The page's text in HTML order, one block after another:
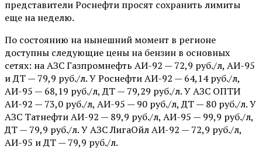
представители Роснефти просят сохранить лимиты
еще на неделю.
По состоянию на нынешний момент в регионе
доступны следующие цены на бензин в основных
сетях: на АЗС Газпромнефть АИ-92 — 72,9 руб./л, АИ-95
и ДТ — 79,9 руб./л. У Роснефти АИ-92 — 64,14 руб./л,
АИ-95 — 68,19 руб./л, ДТ — 79,29 руб./л. У АЗС ОПТИ
АИ-92 — 73,0 руб./л, АИ-95 — 90 руб./л, ДТ — 80 руб./л. У
АЗС Татнефти АИ-92 — 89,9 руб./л, АИ-95 — 99,9 руб./л,
ДТ — 79,9 руб./л. У АЗС ЛигаОйл АИ-92 — 72,9 руб./л,
АИ-95 и ДТ — 79,9 руб./л.